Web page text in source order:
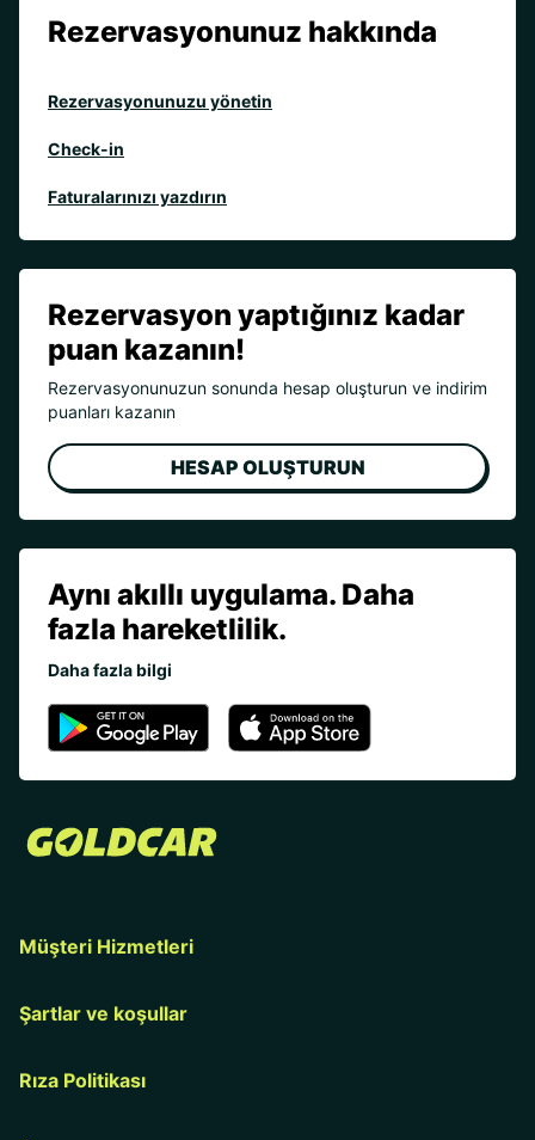
Rezervasyonunuz hakkında
Rezervasyonunuzu yönetin
Check-in
Faturalarınızı yazdırın
Rezervasyon yaptığınız kadar
puan kazanın!
Rezervasyonunuzun sonunda hesap oluşturun ve indirim
puanları kazanın
HESAP OLUŞTURUN
Aynı akıllı uygulama. Daha
fazla hareketlilik.
Daha fazla bilgi
Müşteri Hizmetleri
Şartlar ve koşullar
Rıza Politikası